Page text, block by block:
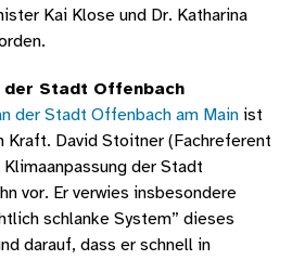
Kai Klose und Dr. Katharina
Stadt Offenbach
der Stadt Offenbach am Main ist
David Stoitner (Fachreferent
der Stadt
vor. Er verwies insbesondere
schlanke System” dieses
darauf, dass er schnell in